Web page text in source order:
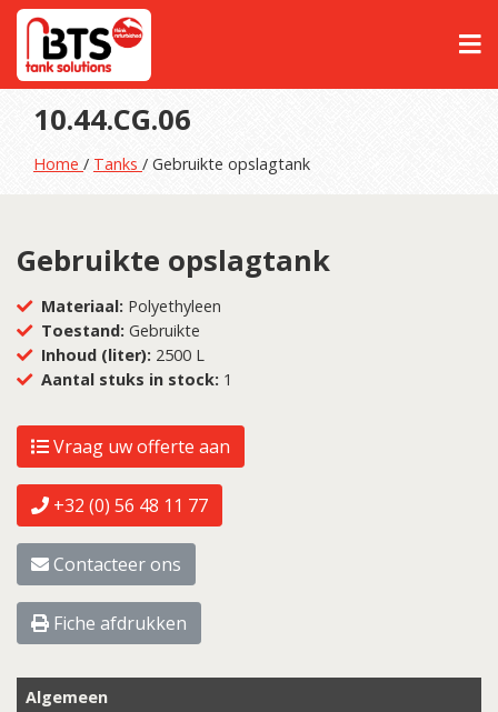
10.44.CG.06
Home / Tanks / Gebruikte opslagtank
Gebruikte opslagtank
Materiaal: Polyethyleen
Toestand: Gebruikte
Inhoud (liter): 2500 L
Aantal stuks in stock: 1
Vraag uw offerte aan
+32 (0) 56 48 11 77
Contacteer ons
Fiche afdrukken
Algemeen